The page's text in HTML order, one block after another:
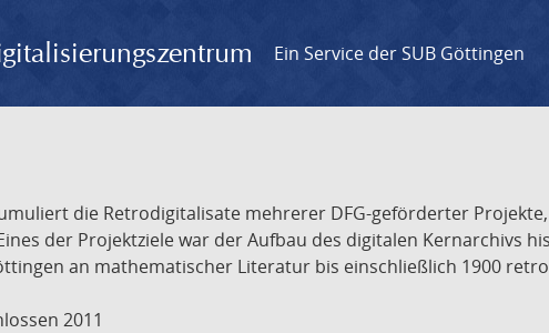
Ein Service der SUB Göttingen
die Retrodigitalisate mehrerer DFG-geförderter
der Projektziele war der Aufbau des digitalen Kernarchivs
an mathematischer Literatur bis einschließlich 1900
2011